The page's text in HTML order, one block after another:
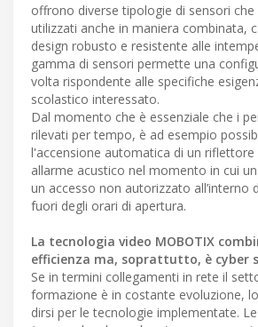
offrono diverse tipologie di sensori
utilizzati anche in maniera combinata,
design robusto e resistente alle
gamma di sensori permette una
volta rispondente alle specifiche
scolastico interessato.
Dal momento che è essenziale che i
rilevati per tempo, è ad esempio
l'accensione automatica di un riflettore
allarme acustico nel momento in cui
un accesso non autorizzato all’interno
fuori degli orari di apertura.
La tecnologia video MOBOTIX
efficienza ma, soprattutto, è cyber
Se in termini collegamenti in rete il
formazione è in costante evoluzione,
dirsi per le tecnologie implementate.